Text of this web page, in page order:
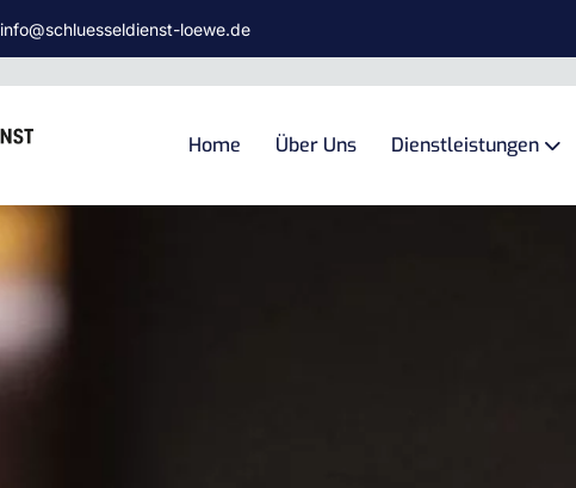
info@schluesseldienst-loewe.de
Home Über Uns Dienstleistungen